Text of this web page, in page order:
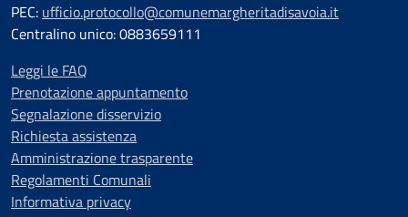
PEC: ufficio.protocollo@comunemargheritadisavoia.it
Centralino unico: 0883659111
Leggi le FAQ
Prenotazione appuntamento
Segnalazione disservizio
Richiesta assistenza
Amministrazione trasparente
Regolamenti Comunali
Informativa privacy